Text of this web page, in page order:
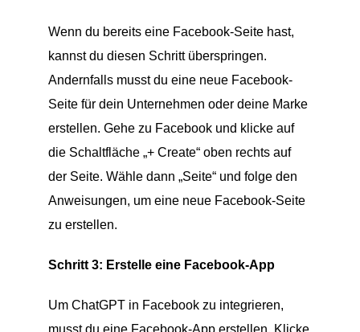
Wenn du bereits eine Facebook-Seite hast,
kannst du diesen Schritt überspringen.
Andernfalls musst du eine neue Facebook-
Seite für dein Unternehmen oder deine Marke
erstellen. Gehe zu Facebook und klicke auf
die Schaltfläche „+ Create“ oben rechts auf
der Seite. Wähle dann „Seite“ und folge den
Anweisungen, um eine neue Facebook-Seite
zu erstellen.
Schritt 3: Erstelle eine Facebook-App
Um ChatGPT in Facebook zu integrieren,